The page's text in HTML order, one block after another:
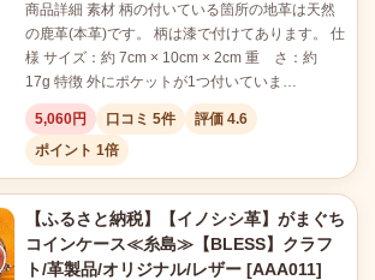
商品詳細 素材 柄の付いている箇所の地革は天然
の鹿革(本革)です。 柄は漆で付けてあります。 仕
様 サイズ：約 7cm × 10cm × 2cm 重 さ：約
17g 特徴 外にポケットが1つ付いていま…
5,060円 口コミ 5件
評価 4.6
ポイント 1倍
【ふるさと納税】【イノシシ革】がまぐち
コインケース≪糸島≫【BLESS】クラフ
ト/革製品/オリジナル/レザー [AAA011]